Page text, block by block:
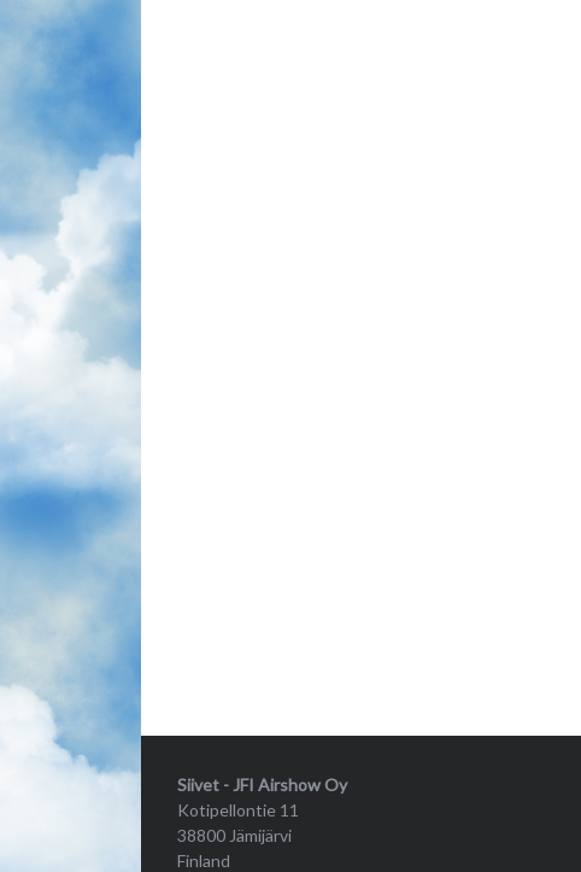
Siivet - JFI Airshow Oy
Kotipellontie 11
38800 Jämijärvi
Finland